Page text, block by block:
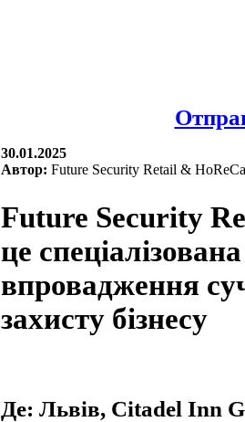
30.01.2025
Автор: Future Security Retail & HoReCa
Future Security
це
впровадження
захисту бізнесу
Де: Львів, Citadel Inn